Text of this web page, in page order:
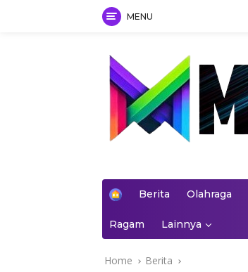
MENU
H
e
Berita Olahraga
Ragam Lainnya
Home Berita